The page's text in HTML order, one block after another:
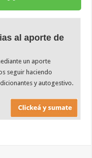
al aporte de
un aporte
seguir haciendo
y autogestivo.